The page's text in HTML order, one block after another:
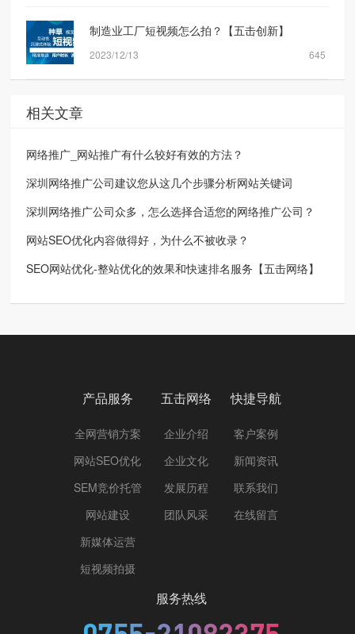
制造业工厂短视频怎么拍？【五击创新】
2023/12/13 645
相关文章
网络推广_网站推广有什么较好有效的方法？
深圳网络推广公司建议您从这几个步骤分析网站关键词
深圳网络推广公司众多，怎么选择合适您的网络推广公司？
网站SEO优化内容做得好，为什么不被收录？
SEO网站优化-整站优化的效果和快速排名服务【五击网络】
产品服务
全网营销方案
网站SEO优化
SEM竞价托管
网站建设
新媒体运营
短视频拍摄
五击网络
企业介绍
企业文化
发展历程
团队风采
快捷导航
客户案例
新闻资讯
联系我们
在线留言
服务热线